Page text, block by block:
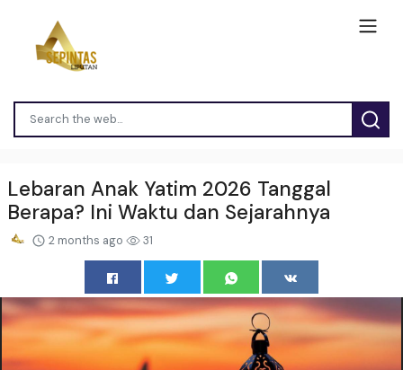
Lebaran Anak Yatim 2026 Tanggal
Berapa? Ini Waktu dan Sejarahnya
2 months ago 31